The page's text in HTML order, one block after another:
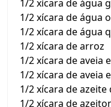
1/2 xícara de água
1/2 xícara de água
1/2 xícara de água
1/2 xícara de arroz
1/2 xícara de aveia
1/2 xícara de aveia
1/2 xícara de azeite
1/2 xícara de